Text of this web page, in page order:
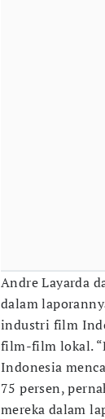
Andre Layarda
dalam
industri film
film-film lokal.
Indonesia
75 persen,
mereka dalam